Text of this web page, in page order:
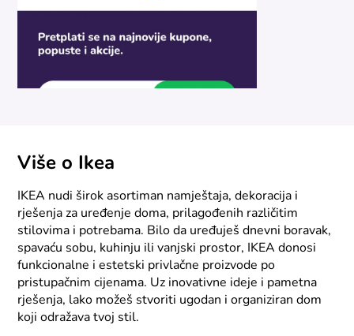
Više o Ikea
IKEA nudi širok asortiman namještaja, dekoracija i
rješenja za uređenje doma, prilagođenih različitim
stilovima i potrebama. Bilo da uređuješ dnevni boravak,
spavaću sobu, kuhinju ili vanjski prostor, IKEA donosi
funkcionalne i estetski privlačne proizvode po
pristupačnim cijenama. Uz inovativne ideje i pametna
rješenja, lako možeš stvoriti ugodan i organiziran dom
koji odražava tvoj stil.